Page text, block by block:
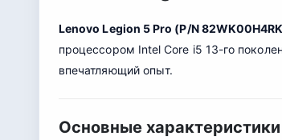
Lenovo Legion 5 Pro (P/N
процессором Intel Core i5 13-го
впечатляющий опыт.
Основные